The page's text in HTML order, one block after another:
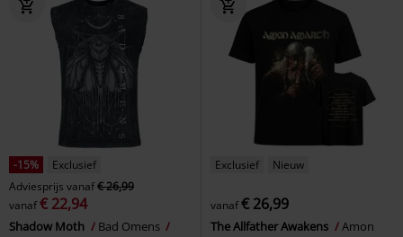
-15%
Exclusief
Adviesprijs vanaf€ 26,99
vanaf€ 22,94
Shadow Moth
Bad Omens
Exclusief Nieuw
vanaf€ 26,99
The Allfather Awakens
Amon